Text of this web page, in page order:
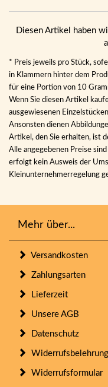
Diesen Artikel haben
* Preis jeweils pro Stück,
in Klammern hinter dem
für eine Portion von 10
Wenn Sie diesen Artikel
ausgewiesenen
Ansonsten dienen
Artikel, den Sie erhalten, ist
Alle angegebenen Preise
erfolgt kein Ausweis der
Kleinunternehmerregelung
Mehr über...
Versandkosten
Zahlungsarten
Lieferzeit
Unsere AGB
Datenschutz
Widerrufsbelehrung
Widerrufsformular